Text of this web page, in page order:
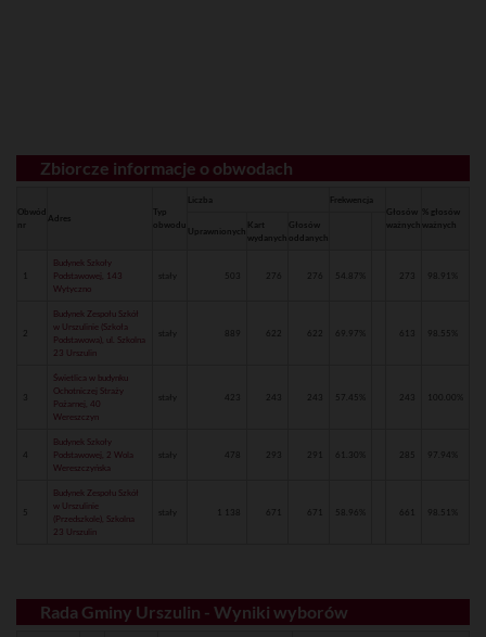
Zbiorcze informacje o obwodach
Obwód
nr
Adres
Typ
obwodu
Liczba
Frekwencja
Głosów
ważnych
% głosów
ważnych
Uprawnionych
Kart
wydanych
Głosów
oddanych
1
Budynek Szkoły
Podstawowej, 143
Wytyczno
stały 276 276 54.87% 273 98.91%
2
Budynek Zespołu Szkół
w Urszulinie (Szkoła
Podstawowa), ul. Szkolna
23 Urszulin
stały 622 622 69.97% 613
Świetlica w budynku
Ochotniczej Straży
Pożarnej, 40
Wereszczyn
stały 423 243 243 57.45% 243 100.00%
4
Budynek Szkoły
Podstawowej, 2 Wola
Wereszczyńska
stały 478 293 291 61.30% 285 97.94%
Budynek Zespołu Szkół
w Urszulinie
(Przedszkole), Szkolna
23 Urszulin
stały 1 138 671 671 58.96% 661 98.51%
Rada Gminy Urszulin - Wyniki wyborów